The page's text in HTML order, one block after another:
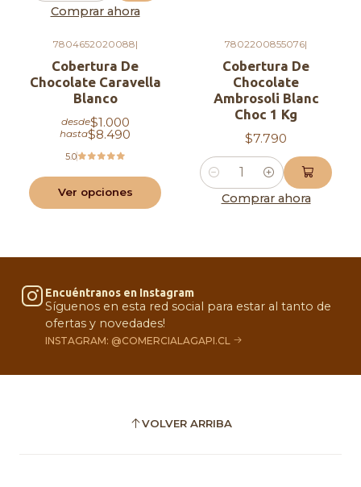
Comprar ahora
7804652020088|
Cobertura De
Chocolate Caravella
Blanco
desde$1.000
hasta$8.490
5.0
Ver opciones
7802200855076|
Cobertura De
Chocolate
Ambrosoli Blanc
Choc 1 Kg
$7.790
Cantidad
Comprar ahora
Encuéntranos en Instagram
Síguenos en esta red social para estar al tanto de
ofertas y novedades!
INSTAGRAM: @COMERCIALAGAPI.CL
VOLVER ARRIBA